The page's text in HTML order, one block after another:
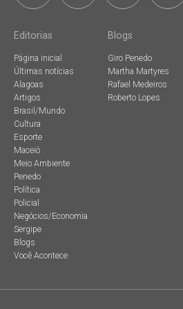
Editorias
Página inicial
Últimas notícias
Alagoas
Artigos
Brasil/Mundo
Cultura
Esporte
Maceió
Meio Ambiente
Penedo
Política
Policial
Negócios/Economia
Sergipe
Blogs
Você Acontece
Blogs
Giro Penedo
Martha Martyres
Rafael Medeiros
Roberto Lopes